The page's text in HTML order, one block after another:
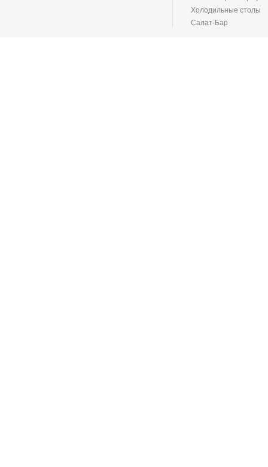
Холодильные столы
Салат-Бар